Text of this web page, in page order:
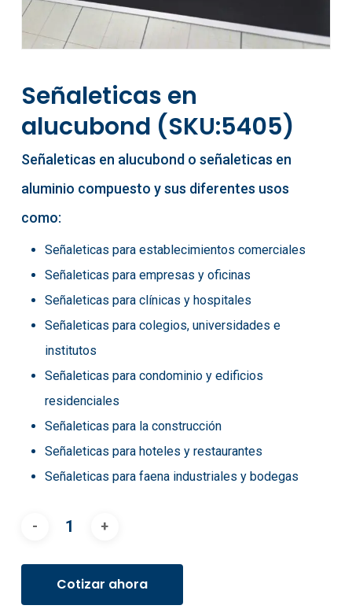
Señaleticas en
alucubond (SKU:5405)
Señaleticas en alucubond o señaleticas en
aluminio compuesto y sus diferentes usos
como:
Señaleticas para establecimientos comerciales
Señaleticas para empresas y oficinas
Señaleticas para clínicas y hospitales
Señaleticas para colegios, universidades e
institutos
Señaleticas para condominio y edificios
residenciales
Señaleticas para la construcción
Señaleticas para hoteles y restaurantes
Señaleticas para faena industriales y bodegas
Cotizar ahora